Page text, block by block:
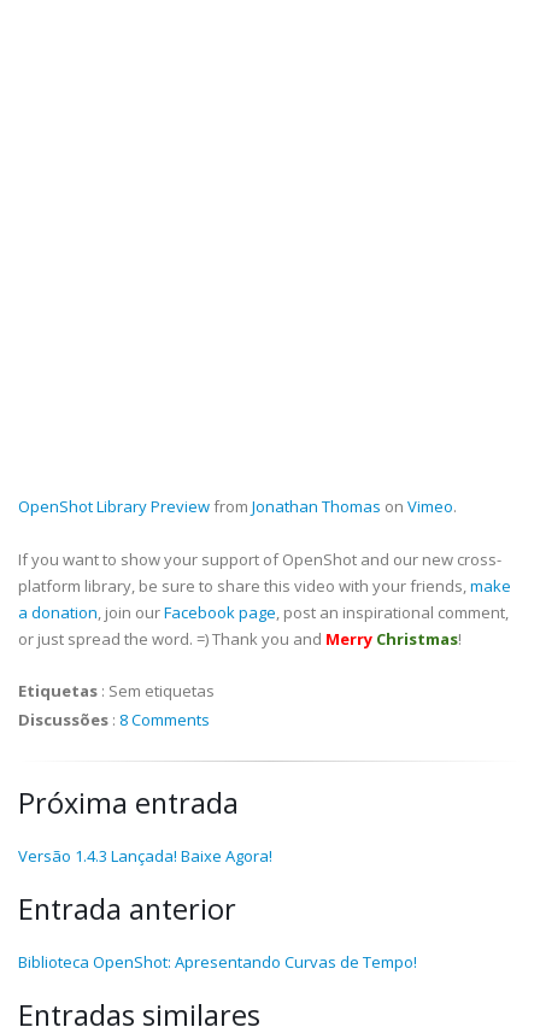
OpenShot Library Previewfrom Jonathan Thomas on Vimeo.
If you want to show your support of OpenShot and our new cross-
platform library, be sure to share this video with your friends,make
a donation, join ourFacebook page, post an inspirational comment,
or just spread the word. =) Thank you and Merry Christmas!
Etiquetas : Sem etiquetas
Discussões : 8 Comments
Próxima entrada
Versão 1.4.3 Lançada! Baixe Agora!
Entrada anterior
Biblioteca OpenShot: Apresentando Curvas de Tempo!
Entradas similares